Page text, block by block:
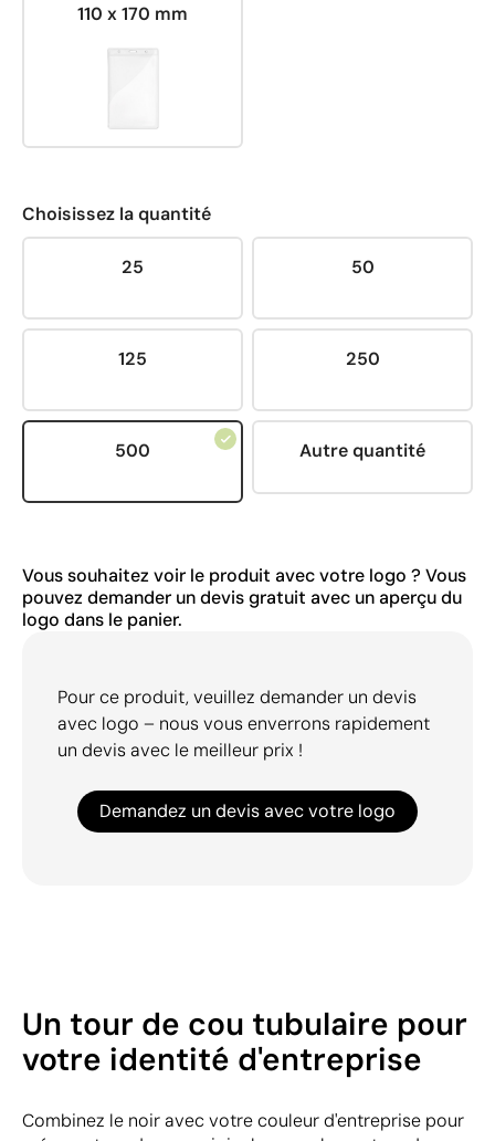
110 x 170 mm
Choisissez la quantité
25 50
125 250
500 Autre quantité
Vous souhaitez voir le produit avec votre logo ? Vous
pouvez demander un devis gratuit avec un aperçu du
logo dans le panier.
Pour ce produit, veuillez demander un devis
avec logo – nous vous enverrons rapidement
un devis avec le meilleur prix !
Demandez un devis avec votre logo
Un tour de cou tubulaire pour
votre identité d'entreprise
Combinez le noir avec votre couleur d'entreprise pour